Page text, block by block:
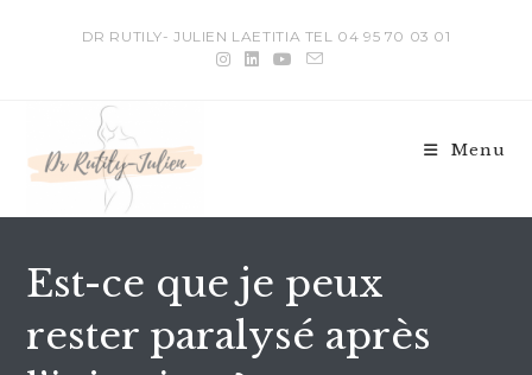
DR RUTILY- JULIEN LAETITIA TEL 04 95 70 03 01
Menu
Est-ce que je peux
rester paralysé après